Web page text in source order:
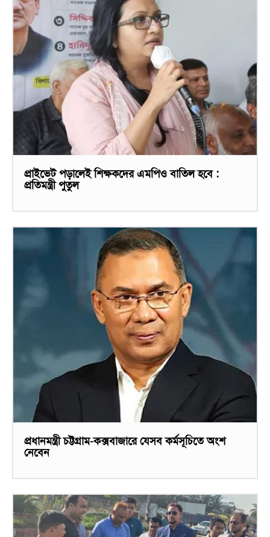
প্রাইভেট পড়ালেই শিক্ষকদের এমপিও বাতিল হবে :
প্রতিমন্ত্রী পুতুল
প্রধানমন্ত্রী চট্টগ্রাম-কক্সবাজারে যেসব কর্মসূচিতে অংশ
নেবেন